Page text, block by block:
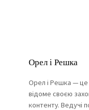
Орел і Решка
Орел і Решка — це
відоме своєю
контенту. Ведучі